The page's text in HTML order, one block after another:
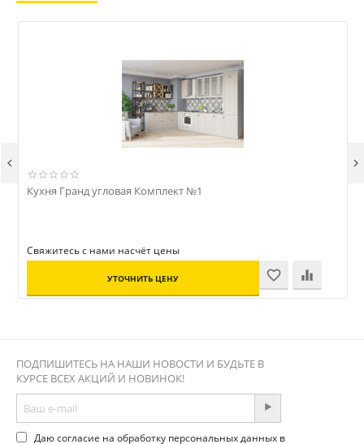
Кухня Гранд угловая Комплект №1
Свяжитесь с нами насчёт цены
УТОЧНИТЬ ЦЕНУ
 
ПОДПИШИТЕСЬ НА НАШИ НОВОСТИ И БУДЬТЕ В
КУРСЕ ВСЕХ АКЦИЙ И НОВИНОК!
Даю согласие на обработку персональных данных в